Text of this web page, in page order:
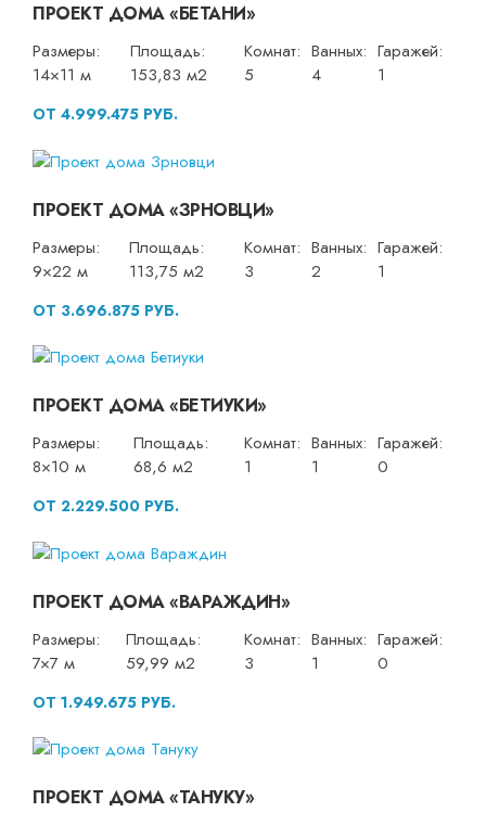
ПРОЕКТ ДОМА «БЕТАНИ»
Размеры:
14×11 м
Площадь:
153,83 м2
Комнат:
5
Ванных:
4
Гаражей:
1
ОТ 4.999.475 РУБ.
ПРОЕКТ ДОМА «ЗРНОВЦИ»
Размеры:
9×22 м
Площадь:
113,75 м2
Комнат:
3
Ванных:
2
Гаражей:
1
ОТ 3.696.875 РУБ.
ПРОЕКТ ДОМА «БЕТИУКИ»
Размеры:
8×10 м
Площадь:
68,6 м2
Комнат:
1
Ванных:
1
Гаражей:
0
ОТ 2.229.500 РУБ.
ПРОЕКТ ДОМА «ВАРАЖДИН»
Размеры:
7×7 м
Площадь:
59,99 м2
Комнат:
3
Ванных:
1
Гаражей:
0
ОТ 1.949.675 РУБ.
ПРОЕКТ ДОМА «ТАНУКУ»